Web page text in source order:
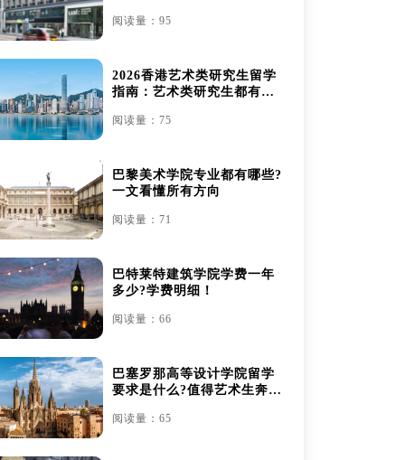
阅读量：95
2026香港艺术类研究生留学
指南：艺术类研究生都有哪
阅读量：75
巴黎美术学院专业都有哪些?
一文看懂所有方向
阅读量：71
巴特莱特建筑学院学费一年
多少?学费明细！
阅读量：66
巴塞罗那高等设计学院留学
要求是什么?值得艺术生奔赴
阅读量：65